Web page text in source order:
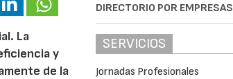
La
y
de la
DIRECTORIO POR EMPRESAS
SERVICIOS
Jornadas Profesionales